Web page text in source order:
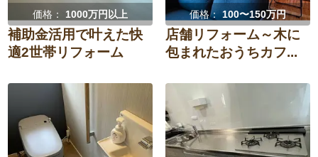
価格： 1000万円以上
補助金活用で叶えた快
適2世帯リフォーム
価格： 100〜150万円
店舗リフォーム～木に
包まれたおうちカフ...